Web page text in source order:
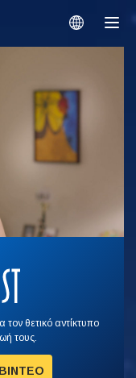
θετικό αντίκτυπο
τους.